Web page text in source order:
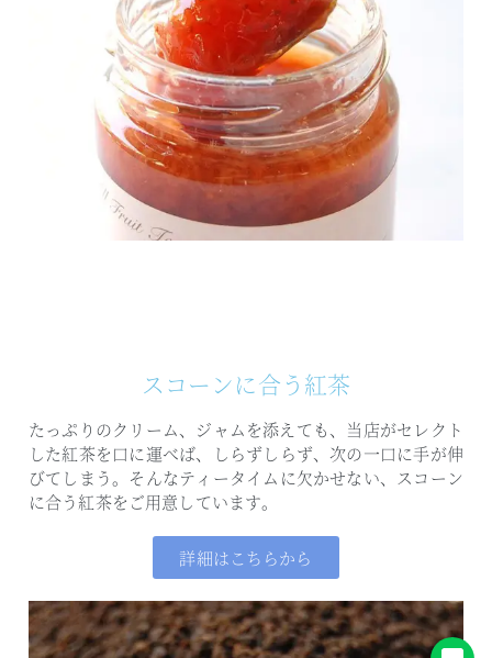
スコーンに合う紅茶
たっぷりのクリーム、ジャムを添えても、 当店がセレクト
した紅茶を口に運べば、
しらずしらず、次の一口に手が伸
びてしまう。 そんなティータイムに欠かせない、
スコーン
に合う紅茶をご用意しています。
詳細はこちらから